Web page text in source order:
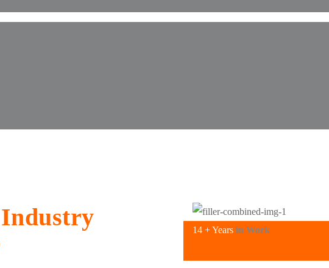
Industry
14 + Years in Work